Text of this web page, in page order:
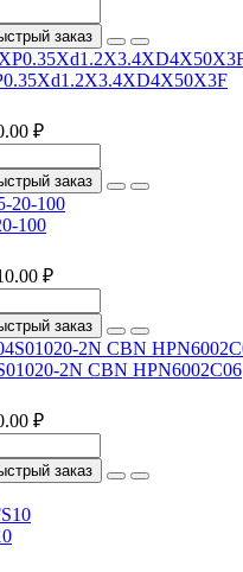
заказ
₽
заказ
100
₽
заказ
2N CBN HPN6002C06
₽
заказ